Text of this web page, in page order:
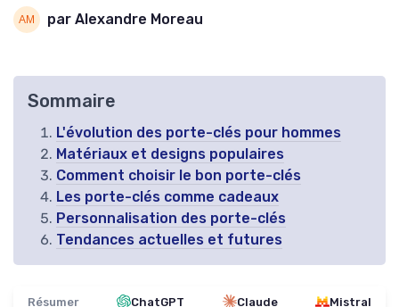
par Alexandre Moreau
Sommaire
L'évolution des porte-clés pour hommes
Matériaux et designs populaires
Comment choisir le bon porte-clés
Les porte-clés comme cadeaux
Personnalisation des porte-clés
Tendances actuelles et futures
Résumer ChatGPT Claude Mistral